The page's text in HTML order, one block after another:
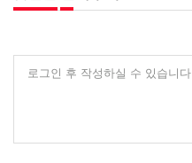
로그인 후 작성하실 수 있습니다